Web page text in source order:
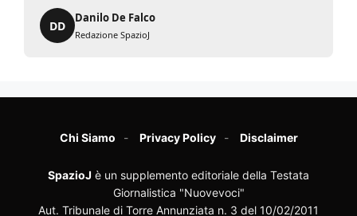
DD
Danilo De Falco
Redazione SpazioJ
Chi Siamo Privacy Policy Disclaimer
SpazioJ è un supplemento editoriale della Testata
Giornalistica "Nuovevoci"
Aut. Tribunale di Torre Annunziata n. 3 del 10/02/2011